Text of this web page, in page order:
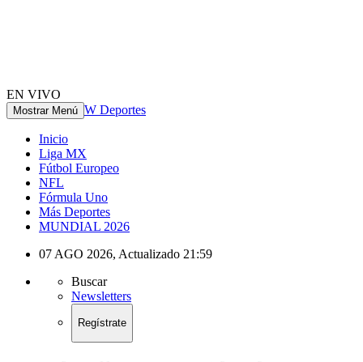
EN VIVO
Mostrar Menú W Deportes
Inicio
Liga MX
Fútbol Europeo
NFL
Fórmula Uno
Más Deportes
MUNDIAL 2026
07 AGO 2026, Actualizado 21:59
Buscar
Newsletters
Regístrate